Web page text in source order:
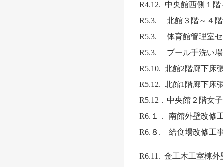
R4.12. 中央館西側１
R5.3. 北館３階～４階
R5.3. 体育館管理室セ
R5.3. プール手洗い場
R5.10. 北館2階廊下床
R5.12. 北館1階廊下
R5.12．中央館２階女
R6.１． 南館外壁改修
R6.８. 給食場改修工
R6.11. 金工木工室棟